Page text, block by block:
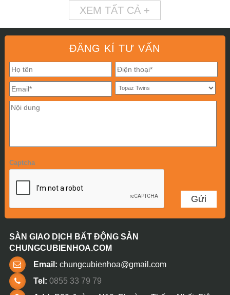
XEM TẤT CẢ +
ĐĂNG KÍ TƯ VẤN
Captcha
SÀN GIAO DỊCH BẤT ĐỘNG SẢN
CHUNGCUBIENHOA.COM
Email: chungcubienhoa@gmail.com
Tel: 0855 33 79 79